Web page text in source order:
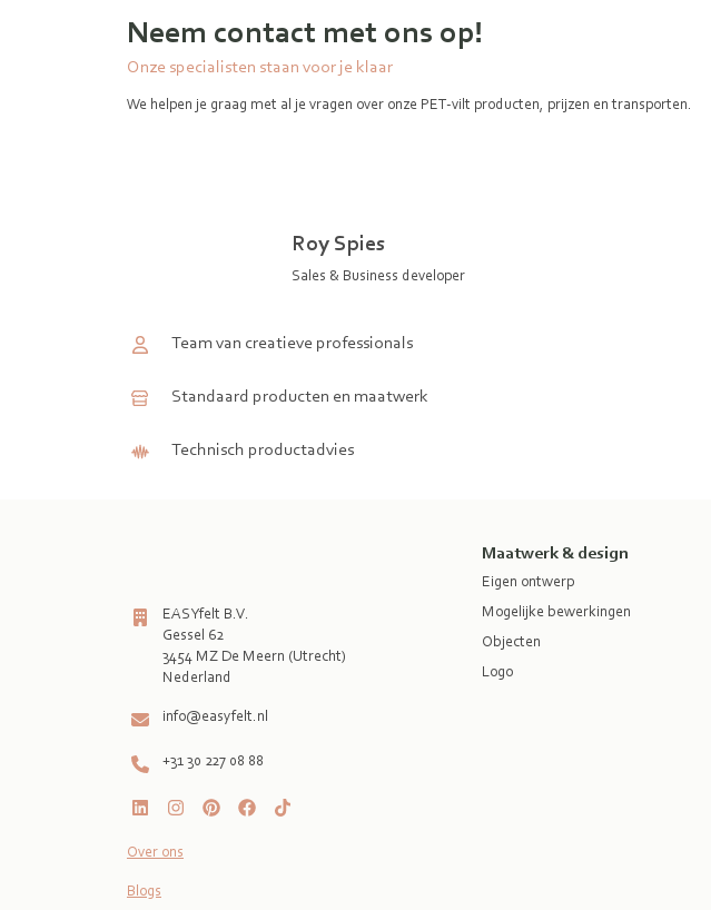
Neem contact met ons op!
Onze specialisten staan voor je klaar
We helpen je graag met al je vragen over onze PET-vilt producten, prijzen en transporten.
Roy Spies
Sales & Business developer
Team van creatieve professionals
Standaard producten en maatwerk
Technisch productadvies
EASYfelt B.V.
Gessel 62
3454 MZ De Meern (Utrecht)
Nederland
info@easyfelt.nl
+31 30 227 08 88
Over ons
Blogs
Maatwerk & design
Eigen ontwerp
Mogelijke bewerkingen
Objecten
Logo